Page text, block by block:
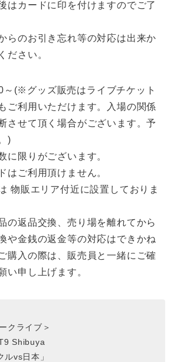
はカードに印を付けますのでご了
らのお引き忘れ等の対応は出来か
ださい。
(※グッズ販売はライブチケット
ご利用いただけます。入場の関係
させて頂く場合がございます。予
)
に限りがございます。
はご利用頂けません。
物販エリア付近に設置しておりま
の返品交換、売り場を離れてから
や金銭の返金等の対応はできかね
購入の際は、販売員と一緒にご確
い申し上げます。
クライブ＞
Shibuya
ルvs日本」